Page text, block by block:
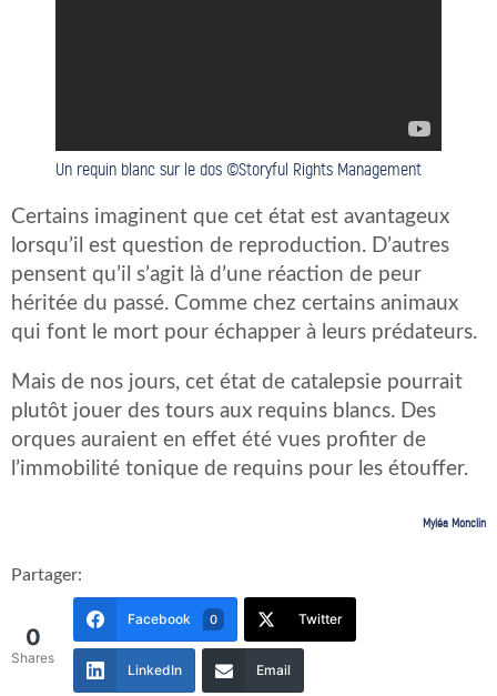
Un requin blanc sur le dos ©Storyful Rights Management
Certains imaginent que cet état est avantageux
lorsqu’il est question de reproduction. D’autres
pensent qu’il s’agit là d’une réaction de peur
héritée du passé. Comme chez certains animaux
qui font le mort pour échapper à leurs prédateurs.
Mais de nos jours, cet état de catalepsie pourrait
plutôt jouer des tours aux requins blancs. Des
orques auraient en effet été vues profiter de
l’immobilité tonique de requins pour les étouffer.
Myléa Monclin
Partager:
0
Shares
Facebook 0 Twitter
LinkedIn Email